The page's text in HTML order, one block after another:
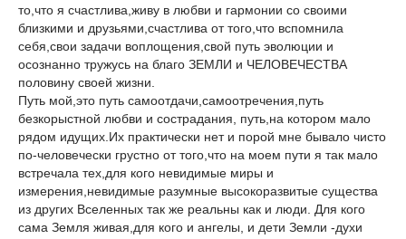
то,что я счастлива,живу в любви и гармонии со своими
близкими и друзьями,счастлива от того,что вспомнила
себя,свои задачи воплощения,свой путь эволюции и
осознанно тружусь на благо ЗЕМЛИ и ЧЕЛОВЕЧЕСТВА
половину своей жизни.
Путь мой,это путь самоотдачи,самоотречения,путь
безкорыстной любви и сострадания, путь,на котором мало
рядом идущих.Их практически нет и порой мне бывало чисто
по-человечески грустно от того,что на моем пути я так мало
встречала тех,для кого невидимые миры и
измерения,невидимые разумные высокоразвитые существа
из других Вселенных так же реальны как и люди. Для кого
сама Земля живая,для кого и ангелы, и дети Земли -духи